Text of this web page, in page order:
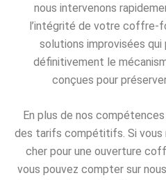
nous intervenons
l’intégrité de votre coffre-
solutions improvisées
définitivement le
conçues pour
En plus de nos
des tarifs compétitifs. Si vous
cher pour une ouverture
vous pouvez compter sur